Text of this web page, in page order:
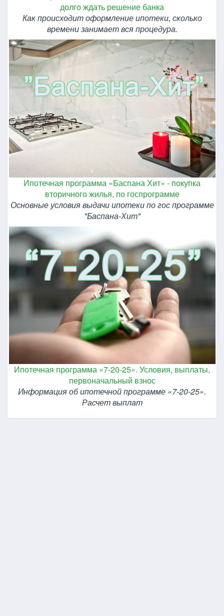
долго ждать решение банка
Как происходит оформление ипотеки, сколько
времени занимает вся процедура.
Ипотечная программа «Баспана Хит» - покупка
вторичного жилья, по госпрограмме
Основные условия выдачи ипотеки по гос программе
"Баспана-Хит"
Ипотечная программа «7-20-25». Условия, выплаты,
первоначальный взнос
Информация об ипотечной программе «7-20-25».
Расчет выплат